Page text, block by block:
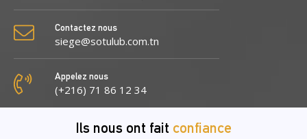
Contactez nous
siege@sotulub.com.tn
Appelez nous
(+216) 71 86 12 34
Ils nous ont fait confiance